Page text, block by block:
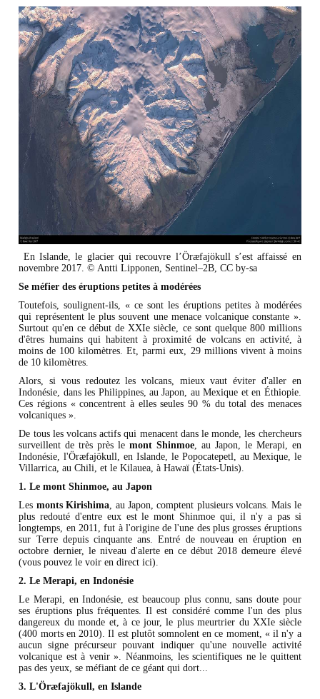
En Islande, le glacier qui recouvre l’Öræfajökull s’est affaissé en
novembre 2017. © Antti Lipponen, Sentinel–2B, CC by-sa
Se méfier des éruptions petites à modérées
Toutefois, soulignent-ils, « ce sont les éruptions petites à modérées
qui représentent le plus souvent une menace volcanique constante ».
Surtout qu'en ce début de XXIe siècle, ce sont quelque 800 millions
d'êtres humains qui habitent à proximité de volcans en activité, à
moins de 100 kilomètres. Et, parmi eux, 29 millions vivent à moins
de 10 kilomètres.
Alors, si vous redoutez les volcans, mieux vaut éviter d'aller en
Indonésie, dans les Philippines, au Japon, au Mexique et en Éthiopie.
Ces régions « concentrent à elles seules 90 % du total des menaces
volcaniques ».
De tous les volcans actifs qui menacent dans le monde, les chercheurs
surveillent de très près lemont Shinmoe, au Japon, le Merapi, en
Indonésie, l'Öræfajökull, en Islande, le Popocatepetl, au Mexique, le
Villarrica, au Chili, et le Kilauea, à Hawaï (États-Unis).
1. Le mont Shinmoe, au Japon
Les monts Kirishima, au Japon, comptent plusieurs volcans. Mais le
plus redouté d'entre eux est le mont Shinmoe qui, il n'y a pas si
longtemps, en 2011, fut à l'origine de l'une des plus grosses éruptions
sur Terre depuis cinquante ans. Entré de nouveau en éruption en
octobre dernier, le niveau d'alerte en ce début 2018 demeure élevé
(vous pouvez le voir en direct ici).
2. Le Merapi, en Indonésie
Le Merapi, en Indonésie, est beaucoup plus connu, sans doute pour
ses éruptions plus fréquentes. Il est considéré comme l'un des plus
dangereux du monde et, à ce jour, le plus meurtrier du XXIe siècle
(400 morts en 2010). Il est plutôt somnolent en ce moment, « il n'y a
aucun signe précurseur pouvant indiquer qu'une nouvelle activité
volcanique est à venir ». Néanmoins, les scientifiques ne le quittent
pas des yeux, se méfiant de ce géant qui dort...
3. L'Öræfajökull, en Islande